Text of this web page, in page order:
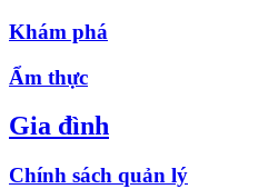
Khám phá
Ẩm thực
Gia đình
Chính sách quản lý